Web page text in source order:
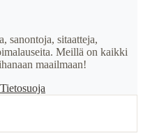
sanontoja, sitaatteja,
Meillä on kaikki
maailmaan!
Tietosuoja